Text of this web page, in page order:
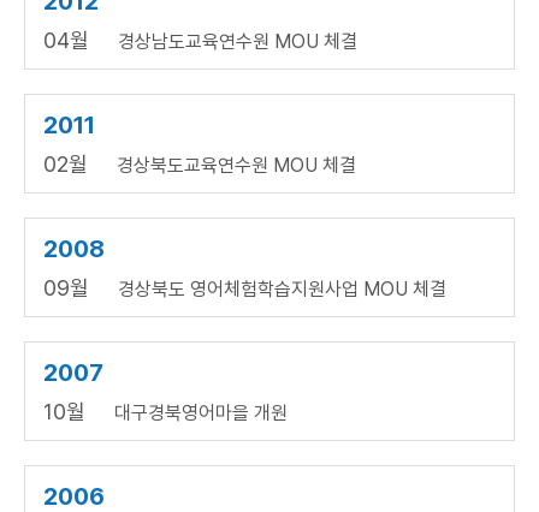
04월 경상남도교육연수원 MOU 체결
2011
02월 경상북도교육연수원 MOU 체결
2008
09월 경상북도 영어체험학습지원사업 MOU 체결
2007
10월 대구경북영어마을 개원
2006